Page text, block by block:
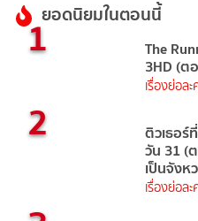
ยอดนิยมในตอนนี้
1 The
3HD (ต
เรื่องย่อละ
2 ติวเธอร์
วัน 31 (
เป็นจังห
เรื่องย่อละ